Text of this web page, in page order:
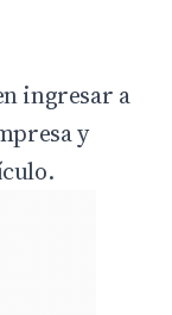
ingresar a
y